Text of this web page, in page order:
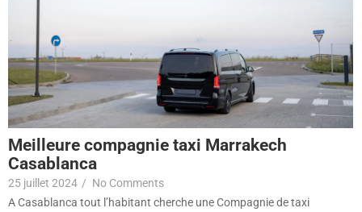
Meilleure compagnie taxi Marrakech
Casablanca
25 juillet 2024 / No Comments
A Casablanca tout l’habitant cherche une Compagnie de taxi